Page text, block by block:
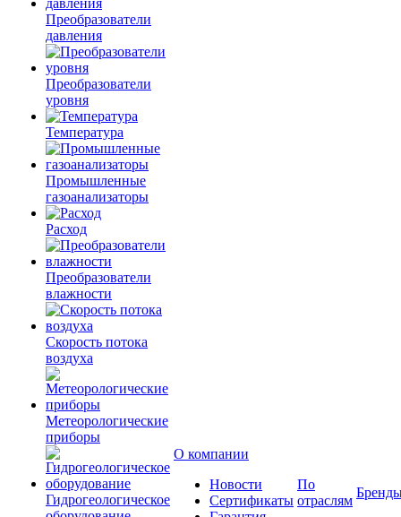
Преобразователи
давления
Преобразователи
уровня
Температура
Промышленные
газоанализаторы
Расход
Преобразователи
влажности
Скорость потока
воздуха
Метеорологические
приборы
Гидрогеологическое
О компании
Новости
Сертификаты
По
отраслям